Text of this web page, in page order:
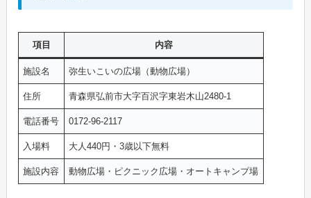
項目 内容
施設名 弥生いこいの広場（動物広場）
住所 青森県弘前市大字百沢字東岩木山2480-1
電話番号 0172-96-2117
入場料 大人440円・3歳以下無料
施設内容 動物広場・ピクニック広場・オートキャンプ場